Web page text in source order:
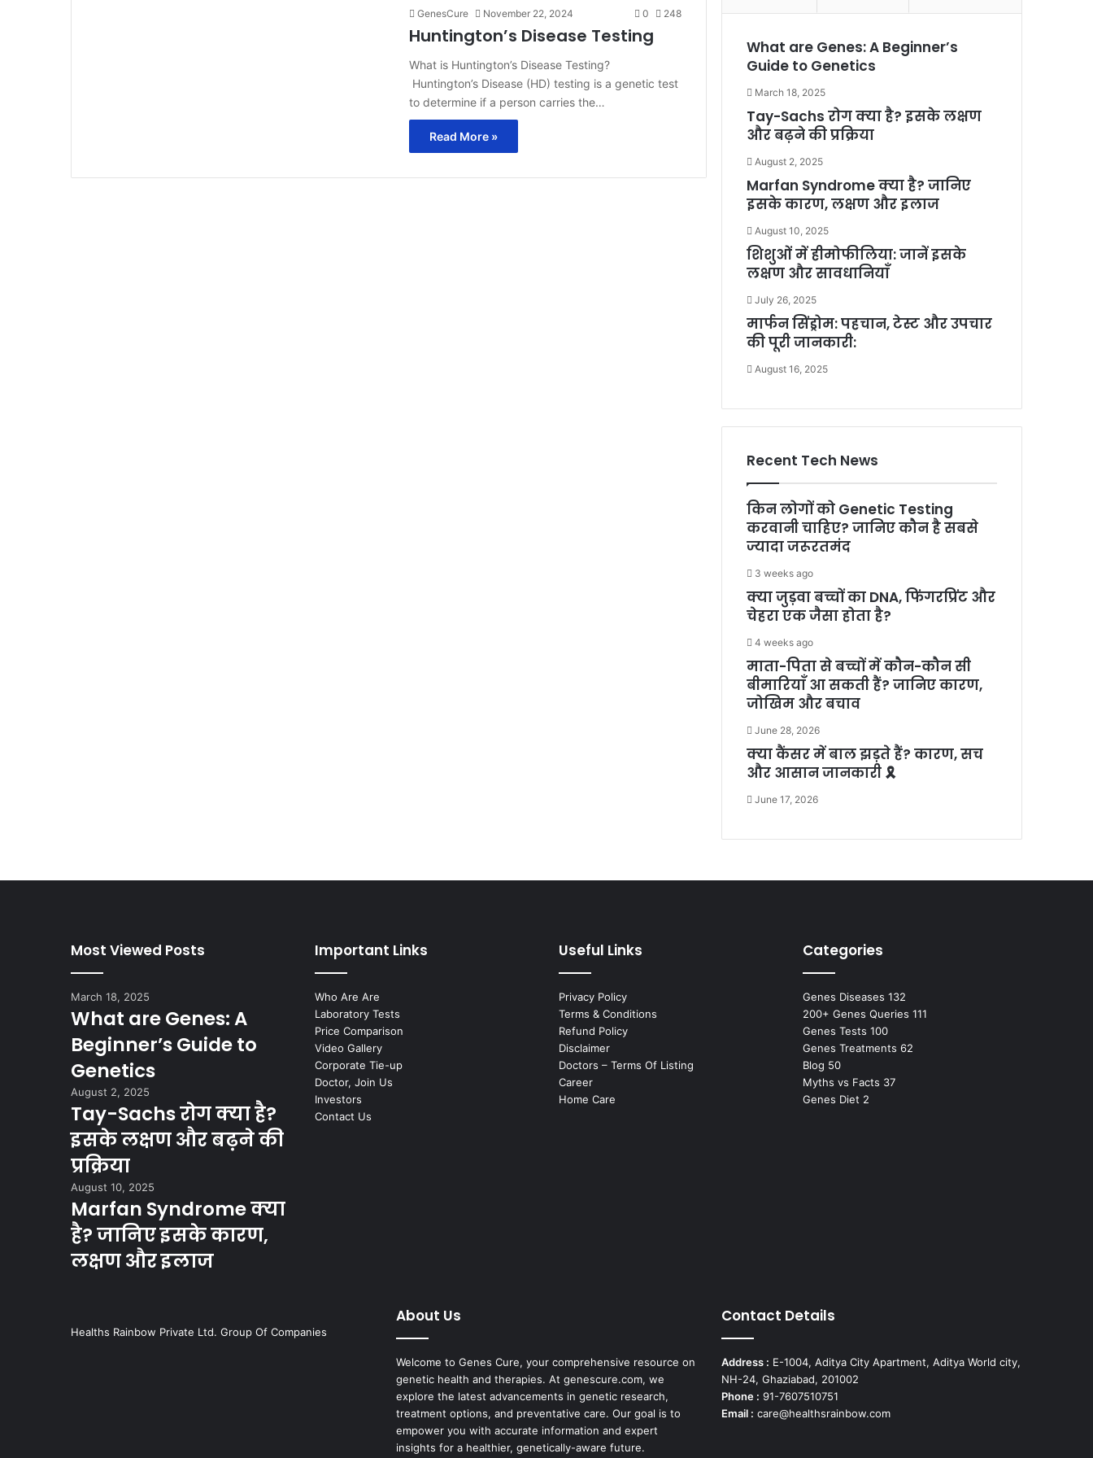
GenesCure November 22, 2024 0 248
Huntington’s Disease Testing
What is Huntington’s Disease Testing?
Huntington’s Disease (HD) testing is a genetic test
to determine if a person carries the…
Read More »
What are Genes: A Beginner’s
Guide to Genetics
March 18, 2025
Tay-Sachs रोग क्या है? इसके लक्षण
और बढ़ने की प्रक्रिया
August 2, 2025
Marfan Syndrome क्या है? जानिए
इसके कारण, लक्षण और इलाज
August 10, 2025
शिशुओं में हीमोफीलिया: जानें इसके
लक्षण और सावधानियाँ
July 26, 2025
मार्फन सिंड्रोम: पहचान, टेस्ट और उपचार
की पूरी जानकारी:
August 16, 2025
Recent Tech News
किन लोगों को Genetic Testing
करवानी चाहिए? जानिए कौन है सबसे
ज्यादा जरूरतमंद
3 weeks ago
क्या जुड़वा बच्चों का DNA, फिंगरप्रिंट और
चेहरा एक जैसा होता है?
4 weeks ago
माता-पिता से बच्चों में कौन-कौन सी
बीमारियाँ आ सकती हैं? जानिए कारण,
जोखिम और बचाव
June 28, 2026
क्या कैंसर में बाल झड़ते हैं? कारण, सच
और आसान जानकारी 🎗️
June 17, 2026
Most Viewed Posts
March 18, 2025
What are Genes: A
Beginner’s Guide to
Genetics
August 2, 2025
Tay-Sachs रोग क्या है?
इसके लक्षण और बढ़ने की
प्रक्रिया
August 10, 2025
Marfan Syndrome क्या
है? जानिए इसके कारण,
लक्षण और इलाज
Important Links
Who Are Are
Laboratory Tests
Price Comparison
Video Gallery
Corporate Tie-up
Doctor, Join Us
Investors
Contact Us
Useful Links
Privacy Policy
Terms & Conditions
Refund Policy
Disclaimer
Doctors – Terms Of Listing
Career
Home Care
Categories
Genes Diseases 132
200+ Genes Queries 111
Genes Tests 100
Genes Treatments 62
Blog 50
Myths vs Facts 37
Genes Diet 2
Healths Rainbow Private Ltd. Group Of Companies
About Us
Welcome to Genes Cure, your comprehensive resource on
genetic health and therapies. At genescure.com, we
explore the latest advancements in genetic research,
treatment options, and preventative care. Our goal is to
empower you with accurate information and expert
insights for a healthier, genetically-aware future.
Contact Details
Address : E-1004, Aditya City Apartment, Aditya World city,
NH-24, Ghaziabad, 201002
Phone : 91-7607510751
Email : care@healthsrainbow.com